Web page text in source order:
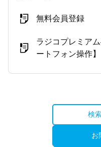
無料会員登録
ラジコプレミア
ートフォン操作】
検
お